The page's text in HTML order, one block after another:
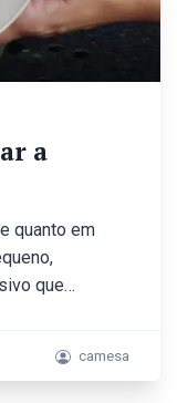
a
quanto em
que…
camesa